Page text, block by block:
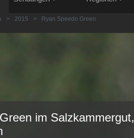
> 2015 > Ryan Speedo Green
im Salzkammergut,